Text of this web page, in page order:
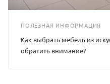
ПОЛЕЗНАЯ ИНФОРМАЦИЯ
Как выбрать мебель из
обратить внимание?